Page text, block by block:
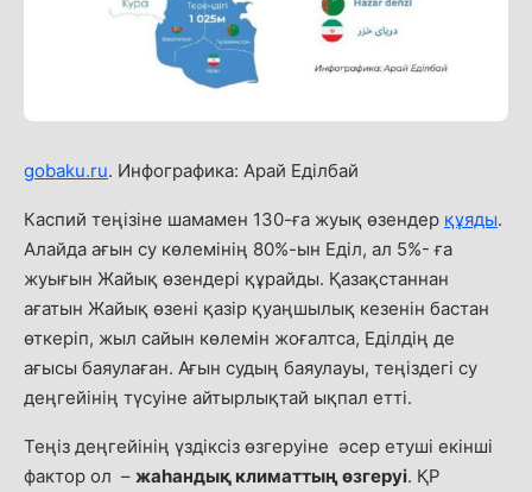
gobaku.ru. Инфографика: Арай Еділбай
Каспий теңізіне шамамен 130-ға жуық өзендер құяды.
Алайда ағын су көлемінің 80%-ын Еділ, ал 5%- ға
жуығын Жайық өзендері құрайды. Қазақстаннан
ағатын Жайық өзені қазір қуаңшылық кезенін бастан
өткеріп, жыл сайын көлемін жоғалтса, Еділдің де
ағысы баяулаған. Ағын судың баяулауы, теңіздегі су
деңгейінің түсуіне айтырлықтай ықпал етті.
Теңіз деңгейінің үздіксіз өзгеруіне әсер етуші екінші
фактор ол – жаһандық климаттың өзгеруі. ҚР